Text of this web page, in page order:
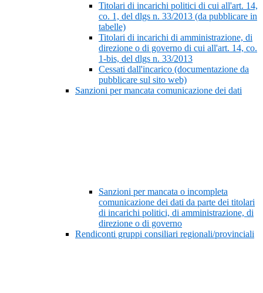
Titolari di incarichi politici di cui all'art. 14,
co. 1, del dlgs n. 33/2013 (da pubblicare in
tabelle)
Titolari di incarichi di amministrazione, di
direzione o di governo di cui all'art. 14, co.
1-bis, del dlgs n. 33/2013
Cessati dall'incarico (documentazione da
pubblicare sul sito web)
Sanzioni per mancata comunicazione dei dati
Sanzioni per mancata o incompleta
comunicazione dei dati da parte dei titolari
di incarichi politici, di amministrazione, di
direzione o di governo
Rendiconti gruppi consiliari regionali/provinciali